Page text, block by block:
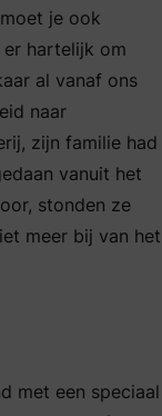
je ook
er hartelijk om
al vanaf ons
naar
zijn familie had
vanuit het
stonden ze
meer bij van het
met een speciaal